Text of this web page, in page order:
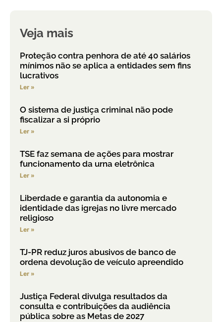
Veja mais
Proteção contra penhora de até 40 salários
mínimos não se aplica a entidades sem fins
lucrativos
Ler »
O sistema de justiça criminal não pode
fiscalizar a si próprio
Ler »
TSE faz semana de ações para mostrar
funcionamento da urna eletrônica
Ler »
Liberdade e garantia da autonomia e
identidade das igrejas no livre mercado
religioso
Ler »
TJ-PR reduz juros abusivos de banco de
ordena devolução de veículo apreendido
Ler »
Justiça Federal divulga resultados da
consulta e contribuições da audiência
pública sobre as Metas de 2027